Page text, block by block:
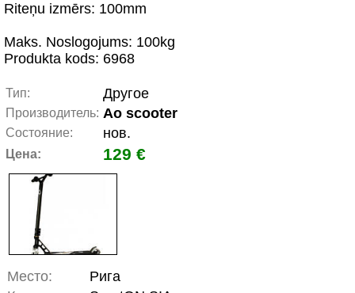
Riteņu izmērs: 100mm
Maks. Noslogojums: 100kg
Produkta kods: 6968
Тип: Другое
Производитель: Ao scooter
Состояние: нов.
Цена: 129 €
Место:
Рига